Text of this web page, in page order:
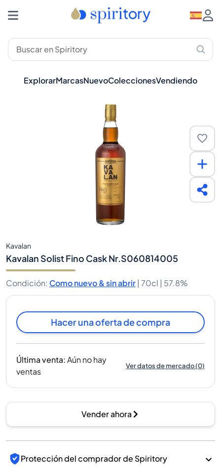
ExplorarMarcasNuevoColeccionesVendiendo
Kavalan
Kavalan Solist Fino Cask Nr.S060814005
Condición: Como nuevo & sin abrir | 70cl | 57.8%
Hacer una oferta de compra
Última venta:Aún no hay
ventas
Ver datos de mercado(0)
Vender ahora
Protección del comprador de Spiritory